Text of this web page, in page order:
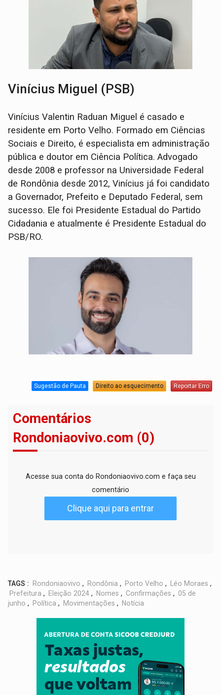
Vinícius Miguel (PSB)
Vinícius Valentin Raduan Miguel é casado e
residente em Porto Velho. Formado em Ciências
Sociais e Direito, é especialista em administração
pública e doutor em Ciência Política. Advogado
desde 2008 e professor na Universidade Federal
de Rondônia desde 2012, Vinícius já foi candidato
a Governador, Prefeito e Deputado Federal, sem
sucesso. Ele foi Presidente Estadual do Partido
Cidadania e atualmente é Presidente Estadual do
PSB/RO.
Sugestão de Pauta Direito ao esquecimento Reportar Erro
Comentários
Rondoniaovivo.com (0)
Acesse sua conta do Rondoniaovivo.com e faça seu
comentário
Clique aqui para entrar
TAGS : Rondoniaovivo , Rondônia , Porto Velho , Léo Moraes ,
Prefeitura , Eleição 2024 , Nomes , Confirmações , 05 de
junho , Política , Movimentações , Notícia